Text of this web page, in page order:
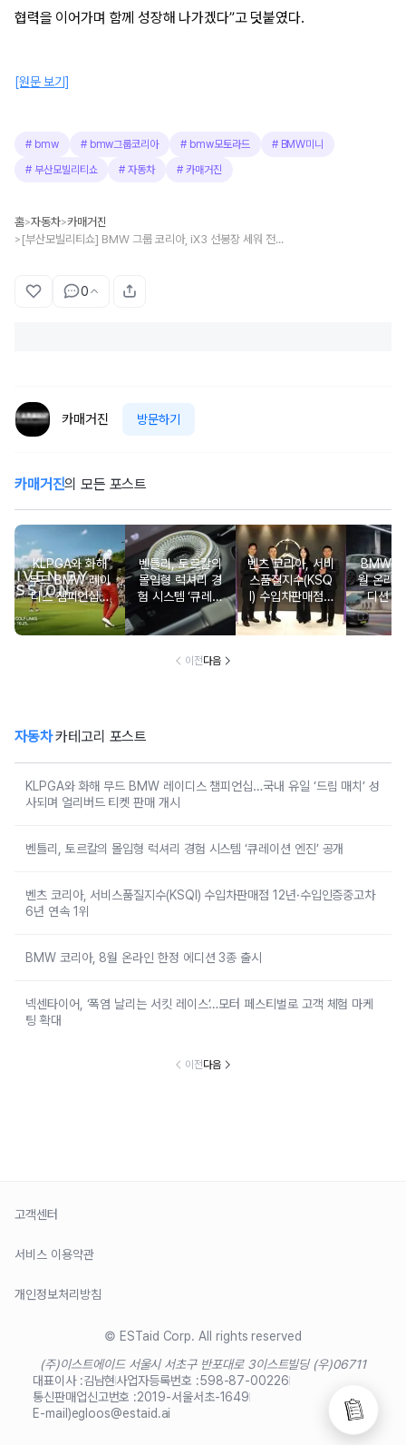
협력을 이어가며 함께 성장해 나가겠다”고 덧붙였다.
[원문 보기]
# bmw # bmw그룹코리아 # bmw모토라드 # BMW미니
# 부산모빌리티쇼 #자동차 # 카매거진
홈>자동차>카매거진
> [부산모빌리티쇼] BMW 그룹 코리아, iX3 선봉장 세워 전동화·퍼포먼스 강조한다
0
카매거진 방문하기
카매거진의 모든 포스트
KLPGA와 화해
무드 BMW 레이
디스 챔피언십…
국내 유일 ‘드림
매치’ 성사되며 얼
벤틀리, 토르칼의
몰입형 럭셔리 경
험 시스템 ‘큐레이
션 엔진’ 공개
벤츠 코리아, 서비
스품질지수(KSQ
I) 수입차판매점 1
2년·수입인증중고
차 6년 연속 1위
BMW
월 온라
디션 3
이전다음
자동차카테고리 포스트
KLPGA와 화해 무드 BMW 레이디스 챔피언십…국내 유일 ‘드림 매치’ 성
사되며 얼리버드 티켓 판매 개시
벤틀리, 토르칼의 몰입형 럭셔리 경험 시스템 ‘큐레이션 엔진’ 공개
벤츠 코리아, 서비스품질지수(KSQI) 수입차판매점 12년·수입인증중고차
6년 연속 1위
BMW 코리아, 8월 온라인 한정 에디션 3종 출시
넥센타이어, ‘폭염 날리는 서킷 레이스’…모터 페스티벌로 고객 체험 마케
팅 확대
이전다음
고객센터
서비스 이용약관
개인정보처리방침
© ESTaid Corp. All rights reserved
(주)이스트에이드 서울시 서초구 반포대로 3이스트빌딩 (우)06711
대표이사 :김남현사업자등록번호 :598-87-00226
통신판매업신고번호 :2019-서울서초-1649
E-mail)egloos@estaid.ai